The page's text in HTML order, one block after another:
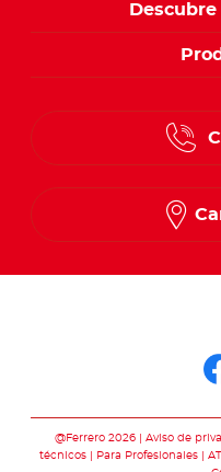
@Ferrero 2026 Aviso de
técnicos
Para Profesionales